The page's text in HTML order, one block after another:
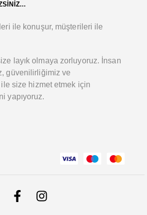
ile konuşur, müşterileri ile
layık olmaya zorluyoruz. İnsan
güvenilirliğimiz ve
size hizmet etmek için
yapıyoruz.